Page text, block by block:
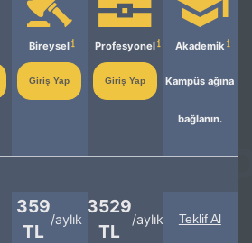
Bireysel
Giriş Yap
Profesyonel
Giriş Yap
Akademik
Kampüs ağına
bağlanın.
359
TL
/aylık
3529
TL
/aylık Teklif Al